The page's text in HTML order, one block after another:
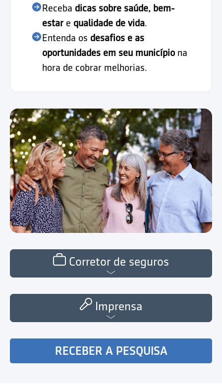
Corretor de seguros
Imprensa
Receba dicas sobre saúde, bem-
estare qualidade de vida.
Entenda os desafios e as
oportunidades em seu município na
hora de cobrar melhorias.
RECEBER A PESQUISA